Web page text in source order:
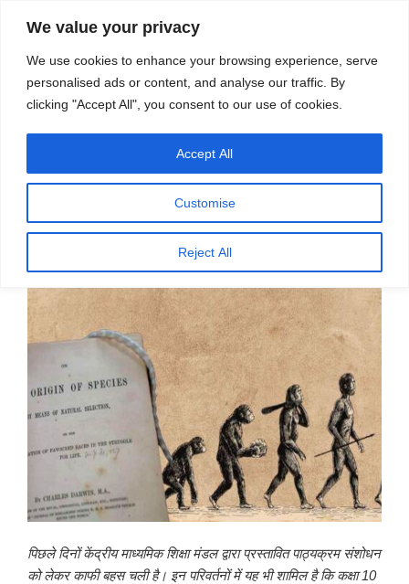
We value your privacy
We use cookies to enhance your browsing experience, serve
personalised ads or content, and analyse our traffic. By
clicking "Accept All", you consent to our use of cookies.
Customise
Reject All
Accept All
स्रोत
मेनू
प्रकाशित
पाठ्यक्रम से जैव विकास को हटाने के विरुद्ध
अपील
पिछले दिनों केंद्रीय माध्यमिक शिक्षा मंडल द्वारा प्रस्तावित पाठ्यक्रम संशोधन
को लेकर काफी बहस चली है। इन परिवर्तनों में यह भी शामिल है कि कक्षा 10